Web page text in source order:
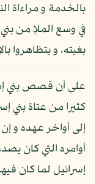
بالخدمة و مراءاة
في وسع الملإ من
بغيته، و يتظاهروا
على أن قصص بني
كثيرا من عتاة بني
إلى أواخر عهده و
أوامره التي كان
إسرائيل لما كان